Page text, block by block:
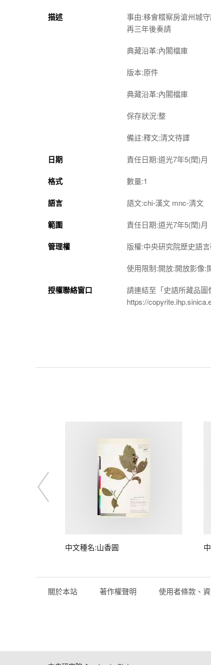
描述
事由:移會稽察房滄州城
再三年後奏請
典藏沿革:內閣檔庫
版本:原件
典藏沿革:內閣檔庫
保存狀況:整
備註:釋文:清文待譯
日期 責任日期:道光7年5(閏)月
格式 數量:1
語言 語文:chi-漢文 mnc-清文
範圍 責任日期:道光7年5(閏)月
管理權 版權:中央研究院歷史語
使用限制:開放:開放影像:
授權聯絡窗口
請連結至「史語所藏品圖
https://
中文種名:山香圓
關於本站 著作權聲明 使用者條款、